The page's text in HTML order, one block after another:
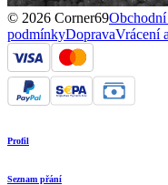
© 2026 Corner69
podmínkyDopravaVrácení
Profil
Seznam přání